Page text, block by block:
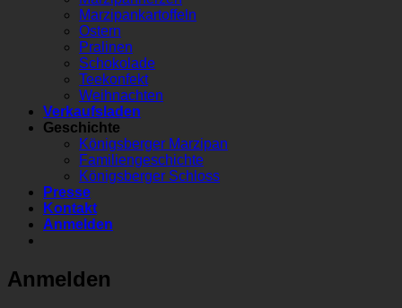
Marzipankartoffeln
Ostern
Pralinen
Schokolade
Teekonfekt
Weihnachten
Verkaufsladen
Geschichte
Königsberger Marzipan
Familiengeschichte
Königsberger Schloss
Presse
Kontakt
Anmelden
Anmelden